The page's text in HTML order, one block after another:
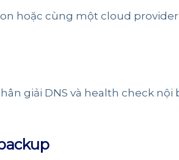
hoặc cùng một cloud
giải DNS và health check nội